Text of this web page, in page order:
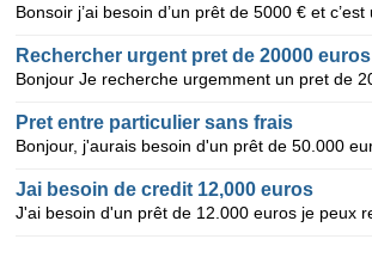
Rechercher urgent pret de 20000 euros
Pret entre particulier sans frais
Jai besoin de credit 12,000 euros